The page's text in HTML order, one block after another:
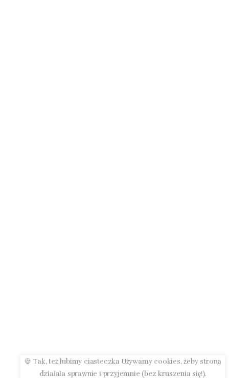
🍪 Tak, też lubimy ciasteczka Używamy cookies, żeby strona
działała sprawnie i przyjemnie (bez kruszenia się!).